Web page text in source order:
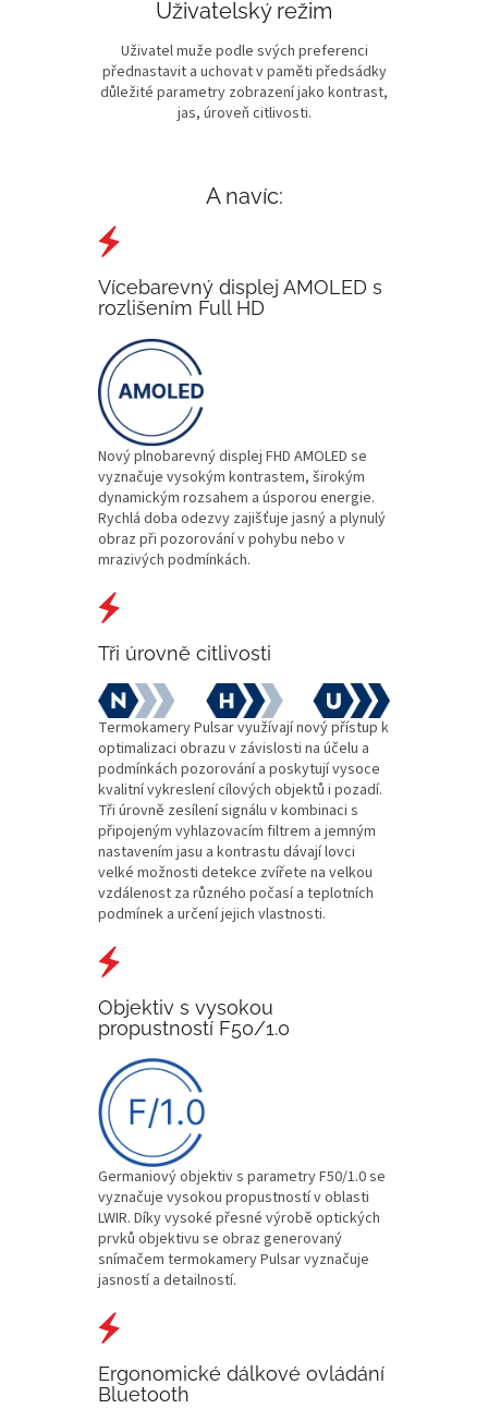
Uživatelský režim
Uživatel muže podle svých preferenci
přednastavit a uchovat v paměti předsádky
důležité parametry zobrazení jako kontrast,
jas, úroveň citlivosti.
A navíc:
Vícebarevný displej AMOLED s
rozlišením Full HD
Nový plnobarevný displej FHD AMOLED se
vyznačuje vysokým kontrastem, širokým
dynamickým rozsahem a úsporou energie.
Rychlá doba odezvy zajišťuje jasný a plynulý
obraz při pozorování v pohybu nebo v
mrazivých podmínkách.
Tři úrovně citlivosti
Termokamery Pulsar využívají nový přístup k
optimalizaci obrazu v závislosti na účelu a
podmínkách pozorování a poskytují vysoce
kvalitní vykreslení cílových objektů i pozadí.
Tři úrovně zesílení signálu v kombinaci s
připojeným vyhlazovacím filtrem a jemným
nastavením jasu a kontrastu dávají lovci
velké možnosti detekce zvířete na velkou
vzdálenost za různého počasí a teplotních
podmínek a určení jejich vlastnosti.
Objektiv s vysokou
propustností F50/1.0
Germaniový objektiv s parametry F50/1.0 se
vyznačuje vysokou propustností v oblasti
LWIR. Díky vysoké přesné výrobě optických
prvků objektivu se obraz generovaný
snímačem termokamery Pulsar vyznačuje
jasností a detailností.
Ergonomické dálkové ovládání
Bluetooth